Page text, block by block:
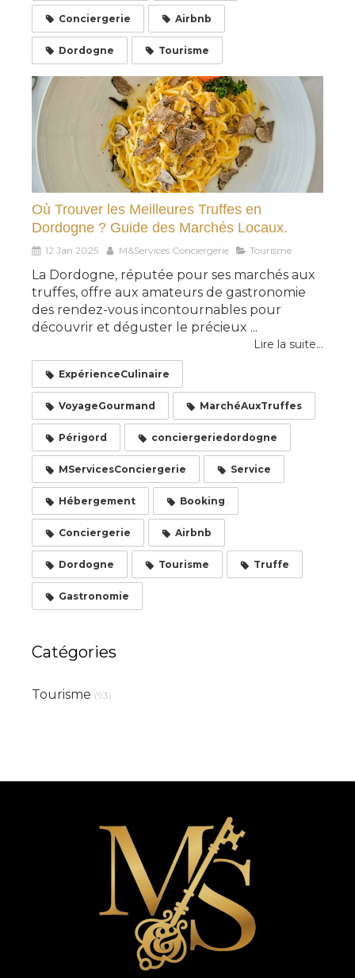
Conciergerie Airbnb
Dordogne Tourisme
Où Trouver les Meilleures Truffes en
Dordogne ? Guide des Marchés Locaux.
12 Jan 2025 M&Services Conciergerie Tourisme
La Dordogne, réputée pour ses marchés aux
truffes, offre aux amateurs de gastronomie
des rendez-vous incontournables pour
découvrir et déguster le précieux ...
Lire la suite...
ExpérienceCulinaire
VoyageGourmand MarchéAuxTruffes
Périgord conciergeriedordogne
MServicesConciergerie Service
Hébergement Booking
Conciergerie Airbnb
Dordogne Tourisme Truffe
Gastronomie
Catégories
Tourisme (93)